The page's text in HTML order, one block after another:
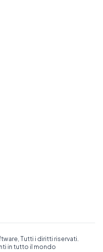
Tutti i diritti riservati.
in tutto il mondo